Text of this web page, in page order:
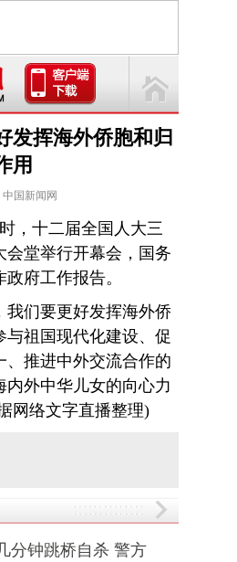
发挥海外侨胞和归
用
中国新闻网
十二届全国人大三
会堂举行开幕会，国务
府工作报告。
们要更好发挥海外侨
与祖国现代化建设、促
、推进中外交流合作的
内外中华儿女的向心力
网络文字直播整理)
分钟跳桥自杀 警方